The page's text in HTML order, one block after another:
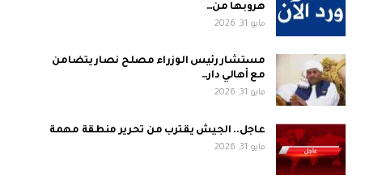
هروبها من…
مايو 31, 2026
مستشار رئيس الوزراء مصلح نصار يتضامن
مع أهالي دار…
مايو 31, 2026
عاجل.. الجيش يقترب من تحرير منطقة مهمة
مايو 31, 2026